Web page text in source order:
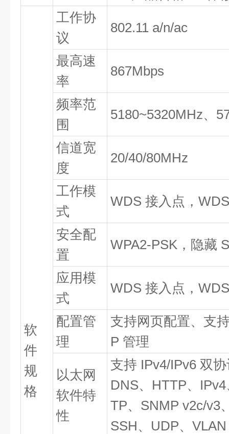
软
件
规
格
工作协
议
802.11 a/n/ac
最高速
率
867Mbps
频率范
围
5180~5320MHz、
信道宽
度
20/40/80MHz
工作模
式
WDS 接入点，
安全配
置
WPA2-PSK，隐藏
应用模
式
WDS 接入点，
配置管
理
支持网页配置、支
P 管理
以太网
软件特
性
支持 IPv4/IPv6 双
DNS、HTTP、
TP、SNMP v2c/v3
SSH、UDP、VLAN